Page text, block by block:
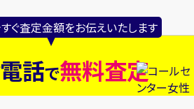
ぐ査定金額をお伝えいたします
話で無料査定